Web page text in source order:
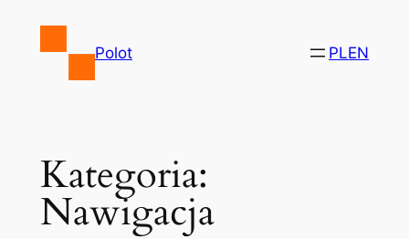
Polot PLEN
Kategoria:
Nawigacja